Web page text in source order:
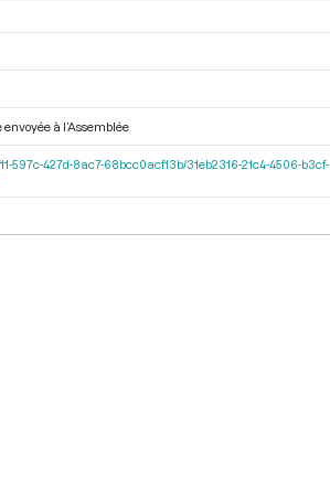
à l’Assemblée
597c-427d-8ac7-68bcc0acf13b/31eb2316-21c4-4506-b3cf-